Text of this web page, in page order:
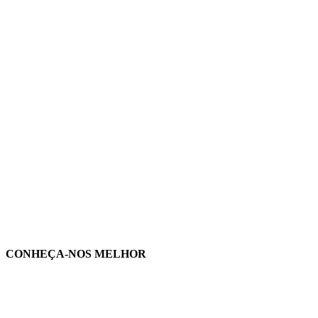
CONHEÇA-NOS MELHOR